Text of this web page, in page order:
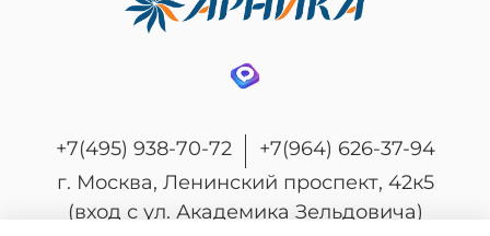
+7(495) 938-70-72
+7(964) 626-37-94
г. Москва, Ленинский проспект, 42к5
(вход с ул. Академика Зельдовича)